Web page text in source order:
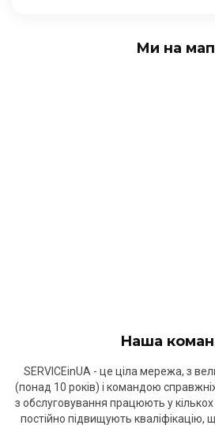
Ми на
Наша
SERVICEinUA - це ціла мережа, з
(понад 10 років) і командою
з обслуговування працюють у кількох
постійно підвищують кваліфікацію,